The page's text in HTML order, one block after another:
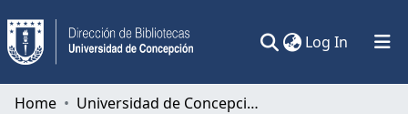
Log In (current)
Communities & Collections
Home
Universidad de Concepción